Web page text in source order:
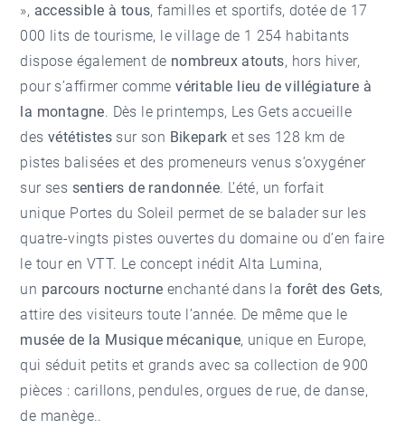
», accessible à tous, familles et sportifs, dotée de 17
000 lits de tourisme, le village de 1 254 habitants
dispose également de nombreux atouts, hors hiver,
pour s’affirmer commevéritable lieu de villégiature à
la montagne. Dès le printemps, Les Gets accueille
desvététistes sur son Bikepark et ses 128 km de
pistes balisées et des promeneurs venus s’oxygéner
sur ses sentiers de randonnée. L’été, un forfait
unique Portes du Soleil permet de se balader sur les
quatre-vingts pistes ouvertes du domaine ou d’en faire
le tour en VTT. Le concept inédit Alta Lumina,
un parcours nocturne enchanté dans la forêt des Gets,
attire des visiteurs toute l’année. De même que le
musée de la Musique mécanique, unique en Europe,
qui séduit petits et grands avec sa collection de 900
pièces : carillons, pendules, orgues de rue, de danse,
de manège..